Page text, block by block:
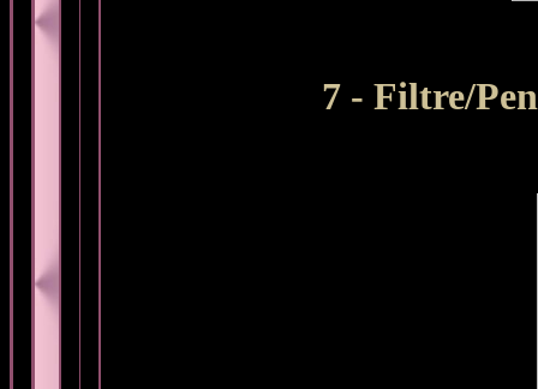
7 - Filtre/